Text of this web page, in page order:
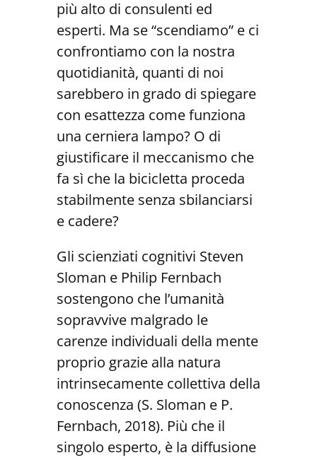
più alto di consulenti ed
esperti. Ma se “scendiamo” e ci
confrontiamo con la nostra
quotidianità, quanti di noi
sarebbero in grado di spiegare
con esattezza come funziona
una cerniera lampo? O di
giustificare il meccanismo che
fa sì che la bicicletta proceda
stabilmente senza sbilanciarsi
e cadere?
Gli scienziati cognitivi Steven
Sloman e Philip Fernbach
sostengono che l’umanità
sopravvive malgrado le
carenze individuali della mente
proprio grazie alla natura
intrinsecamente collettiva della
conoscenza (S. Sloman e P.
Fernbach, 2018). Più che il
singolo esperto, è la diffusione